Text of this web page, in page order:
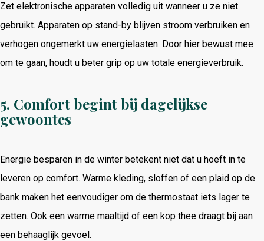
Zet elektronische apparaten volledig uit wanneer u ze niet
gebruikt. Apparaten op stand-by blijven stroom verbruiken en
verhogen ongemerkt uw energielasten. Door hier bewust mee
om te gaan, houdt u beter grip op uw totale energieverbruik.
5. Comfort begint bij dagelijkse
gewoontes
Energie besparen in de winter betekent niet dat u hoeft in te
leveren op comfort. Warme kleding, sloffen of een plaid op de
bank maken het eenvoudiger om de thermostaat iets lager te
zetten. Ook een warme maaltijd of een kop thee draagt bij aan
een behaaglijk gevoel.